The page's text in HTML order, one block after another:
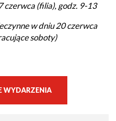
czerwca (filia), godz. 9-13
w dniu 20 czerwca
soboty)
WYDARZENIA